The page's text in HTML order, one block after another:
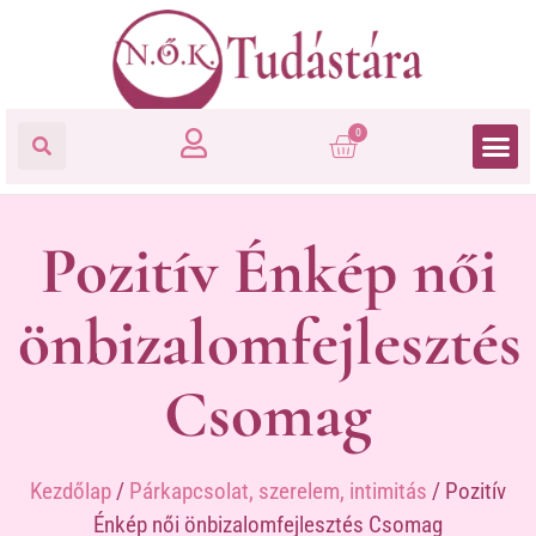
0
Pozitív Énkép női
önbizalomfejlesztés
Csomag
Kezdőlap/ Párkapcsolat, szerelem, intimitás / Pozitív
Énkép női önbizalomfejlesztés Csomag